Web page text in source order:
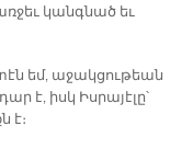
կանգնած եւ
եմ, աջակցութեան
է, իսկ Իսրայէլը՝
է։